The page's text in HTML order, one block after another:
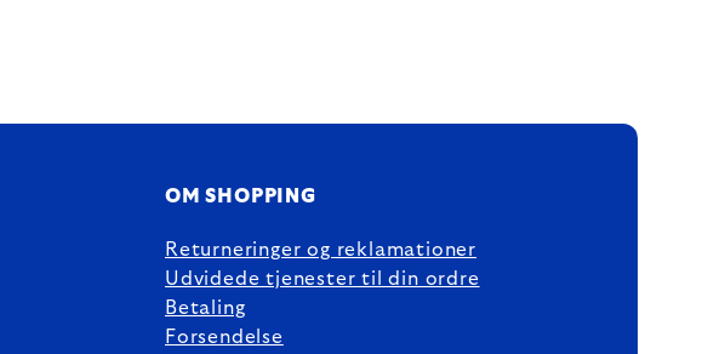
OM SHOPPING
Returneringer og reklamationer
Udvidede tjenester til din ordre
Betaling
Forsendelse